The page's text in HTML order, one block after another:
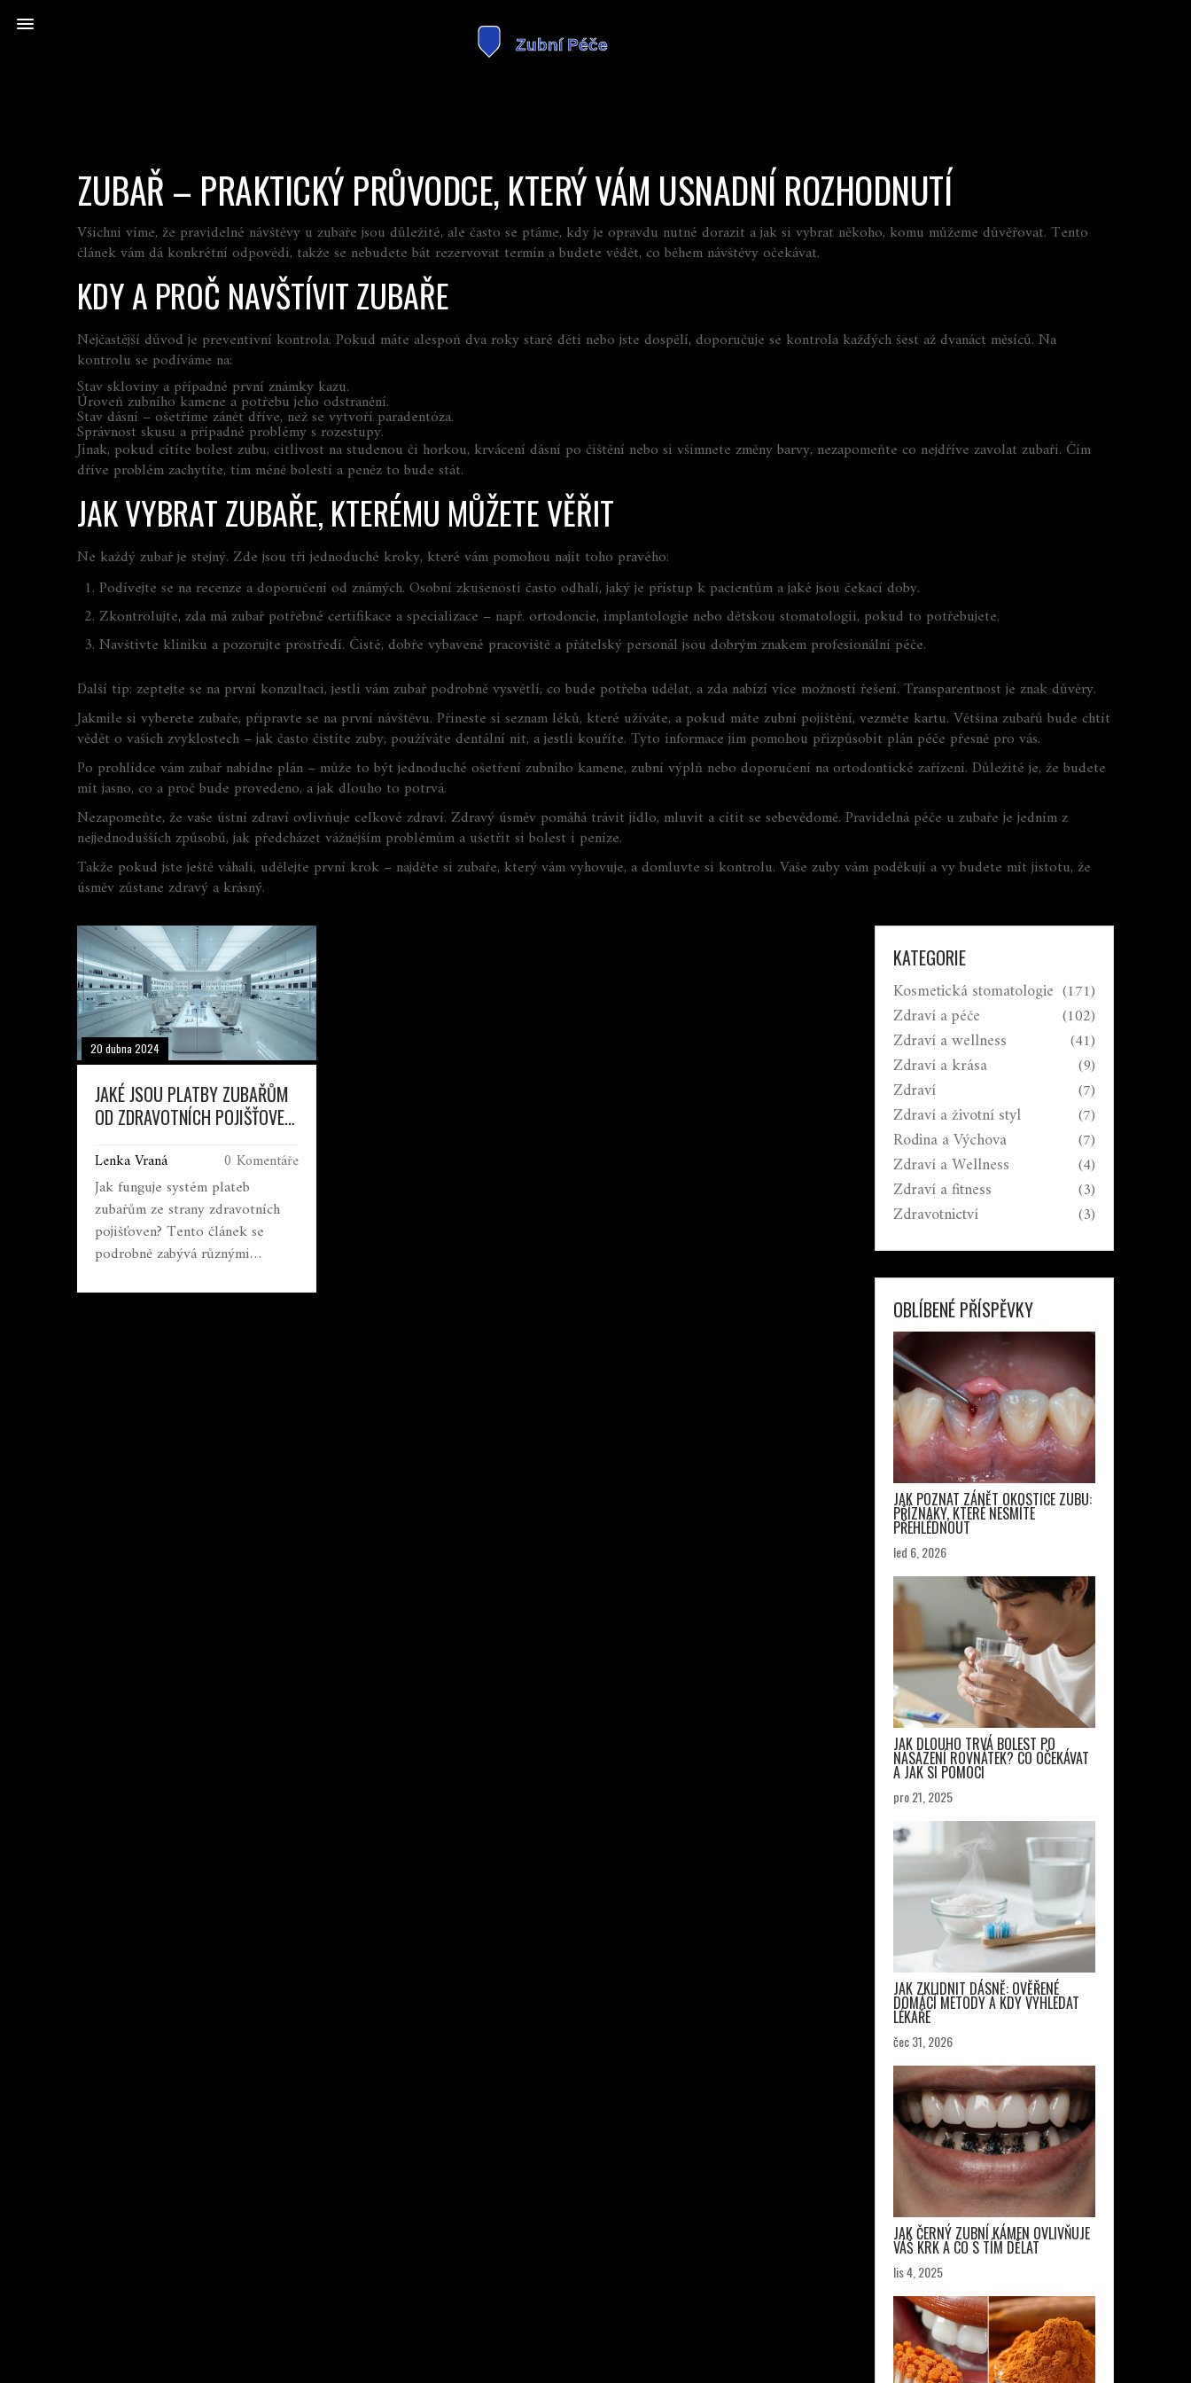
ZUBAŘ – PRAKTICKÝ PRŮVODCE, KTERÝ VÁM USNADNÍ ROZHODNUTÍ
Všichni víme, že pravidelné návštěvy u zubaře jsou důležité, ale často se ptáme, kdy je opravdu nutné dorazit a jak si vybrat někoho, komu můžeme důvěřovat. Tento
článek vám dá konkrétní odpovědi, takže se nebudete bát rezervovat termín a budete vědět, co během návštěvy očekávat.
KDY A PROČ NAVŠTÍVIT ZUBAŘE
Nejčastější důvod je preventivní kontrola. Pokud máte alespoň dva roky staré děti nebo jste dospělí, doporučuje se kontrola každých šest až dvanáct měsíců. Na
kontrolu se podíváme na:
Stav skloviny a případné první známky kazu.
Úroveň zubního kamene a potřebu jeho odstranění.
Stav dásní – ošetříme zánět dříve, než se vytvoří paradentóza.
Správnost skusu a případné problémy s rozestupy.
Jinak, pokud cítíte bolest zubu, citlivost na studenou či horkou, krvácení dásní po čištění nebo si všimnete změny barvy, nezapomeňte co nejdříve zavolat zubaři. Čím
dříve problém zachytíte, tím méně bolestí a peněz to bude stát.
JAK VYBRAT ZUBAŘE, KTERÉMU MŮŽETE VĚŘIT
Ne každý zubař je stejný. Zde jsou tři jednoduché kroky, které vám pomohou najít toho pravého:
Podívejte se na recenze a doporučení od známých. Osobní zkušenosti často odhalí, jaký je přístup k pacientům a jaké jsou čekací doby.
Zkontrolujte, zda má zubař potřebné certifikace a specializace – např. ortodoncie, implantologie nebo dětskou stomatologii, pokud to potřebujete.
Navštivte kliniku a pozorujte prostředí. Čisté, dobře vybavené pracoviště a přátelský personál jsou dobrým znakem profesionální péče.
Další tip: zeptejte se na první konzultaci, jestli vám zubař podrobně vysvětlí, co bude potřeba udělat, a zda nabízí více možností řešení. Transparentnost je znak důvěry.
Jakmile si vyberete zubaře, připravte se na první návštěvu. Přineste si seznam léků, které užíváte, a pokud máte zubní pojištění, vezměte kartu. Většina zubařů bude chtít
vědět o vašich zvyklostech – jak často čistíte zuby, používáte dentální nit, a jestli kouříte. Tyto informace jim pomohou přizpůsobit plán péče přesně pro vás.
Po prohlídce vám zubař nabídne plán – může to být jednoduché ošetření zubního kamene, zubní výplň nebo doporučení na ortodontické zařízení. Důležité je, že budete
mít jasno, co a proč bude provedeno, a jak dlouho to potrvá.
Nezapomeňte, že vaše ústní zdraví ovlivňuje celkové zdraví. Zdravý úsměv pomáhá trávit jídlo, mluvit a cítit se sebevědomě. Pravidelná péče u zubaře je jedním z
nejjednodušších způsobů, jak předcházet vážnějším problémům a ušetřit si bolest i peníze.
Takže pokud jste ještě váhali, udělejte první krok – najděte si zubaře, který vám vyhovuje, a domluvte si kontrolu. Vaše zuby vám poděkují a vy budete mít jistotu, že
úsměv zůstane zdravý a krásný.
20 dubna 2024
JAKÉ JSOU PLATBY ZUBAŘŮM
OD ZDRAVOTNÍCH POJIŠŤOVEN
Lenka Vraná 0 Komentáře
Jak funguje systém plateb
zubařům ze strany zdravotních
pojišťoven? Tento článek se
podrobně zabývá různými
stomatologické péče v České
KATEGORIE
Kosmetická stomatologie (171)
Zdraví a péče (102)
Zdraví a wellness (41)
Zdraví a krása (9)
Zdraví (7)
Zdraví a životní styl (7)
Rodina a Výchova (7)
Zdraví a Wellness (4)
Zdraví a fitness (3)
Zdravotnictví (3)
OBLÍBENÉ PŘÍSPĚVKY
JAK POZNAT ZÁNĚT OKOSTICE ZUBU:
PŘÍZNAKY, KTERÉ NESMÍTE
PŘEHLÉDNOUT
led 6, 2026
JAK DLOUHO TRVÁ BOLEST PO
NASAZENÍ ROVNÁTEK? CO OČEKÁVAT
A JAK SI POMOCI
pro 21, 2025
JAK ZKLIDNIT DÁSNĚ: OVĚŘENÉ
DOMÁCÍ METODY A KDY VYHLEDAT
LÉKAŘE
čec 31, 2026
JAK ČERNÝ ZUBNÍ KÁMEN OVLIVŇUJE
VÁŠ KRK A CO S TÍM DĚLAT
lis 4, 2025